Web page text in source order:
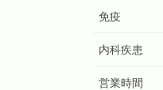
免疫
内科疾患
営業時間